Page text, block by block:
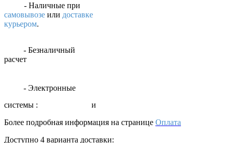
- Наличные при
самовывозе или доставке
курьером.
- Безналичный
расчет
- Электронные
системы :
и
Более подробная информация на странице Оплата
Доступно 4 варианта доставки: